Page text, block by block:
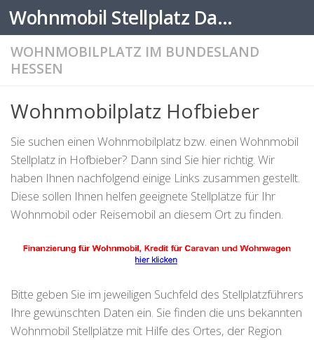
Zum Inhalt springen Wohnmobil Stellplatz Datenbank
WOHNMOBILPLATZ IM BUNDESLAND
HESSEN
Wohnmobilplatz Hofbieber
Sie suchen einen Wohnmobilplatz bzw. einen Wohnmobil
Stellplatz in Hofbieber? Dann sind Sie hier richtig. Wir
haben Ihnen nachfolgend einige Links zusammen gestellt.
Diese sollen Ihnen helfen geeignete Stellplätze für Ihr
Wohnmobil oder Reisemobil an diesem Ort zu finden.
Bitte geben Sie im jeweiligen Suchfeld des Stellplatzführers
Ihre gewünschten Daten ein. Sie finden die uns bekannten
Wohnmobil Stellplätze mit Hilfe des Ortes, der Region